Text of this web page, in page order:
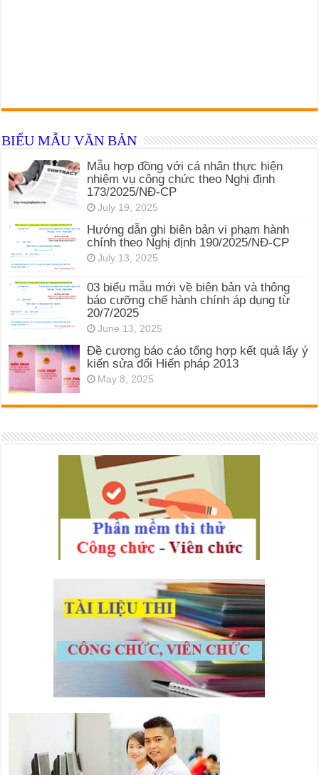
BIỂU MẪU VĂN BẢN
Mẫu hợp đồng với cá nhân thực hiện
nhiệm vụ công chức theo Nghị định
173/2025/NĐ-CP
July 19, 2025
Hướng dẫn ghi biên bản vi phạm hành
chính theo Nghị định 190/2025/NĐ-CP
July 13, 2025
03 biểu mẫu mới về biên bản và thông
báo cưỡng chế hành chính áp dụng từ
20/7/2025
June 13, 2025
Đề cương báo cáo tổng hợp kết quả lấy ý
kiến sửa đổi Hiến pháp 2013
May 8, 2025